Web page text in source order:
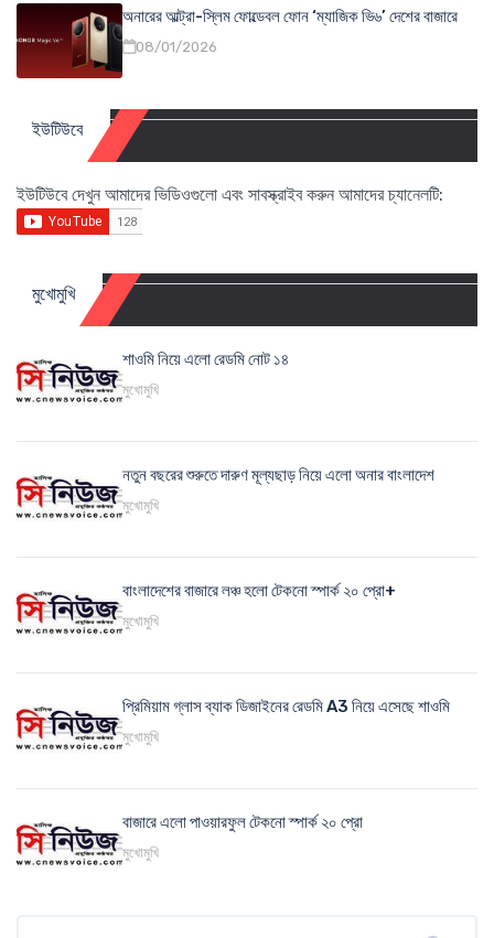
অনারের আল্ট্রা-স্লিম ফোল্ডেবল ফোন ‘ম্যাজিক ভি৬’ দেশের বাজারে
08/01/2026
ইউটিউবে
ইউটিউবে দেখুন আমাদের ভিডিওগুলো এবং সাবস্ক্রাইব করুন আমাদের চ্যানেলটি:
মুখোমুখি
শাওমি নিয়ে এলো রেডমি নোট ১৪
মুখোমুখি
নতুন বছরের শুরুতে দারুণ মূল্যছাড় নিয়ে এলো অনার বাংলাদেশ
মুখোমুখি
বাংলাদেশের বাজারে লঞ্চ হলো টেকনো স্পার্ক ২০ প্রো+
মুখোমুখি
প্রিমিয়াম গ্লাস ব্যাক ডিজাইনের রেডমি A3 নিয়ে এসেছে শাওমি
মুখোমুখি
বাজারে এলো পাওয়ারফুল টেকনো স্পার্ক ২০ প্রো
মুখোমুখি